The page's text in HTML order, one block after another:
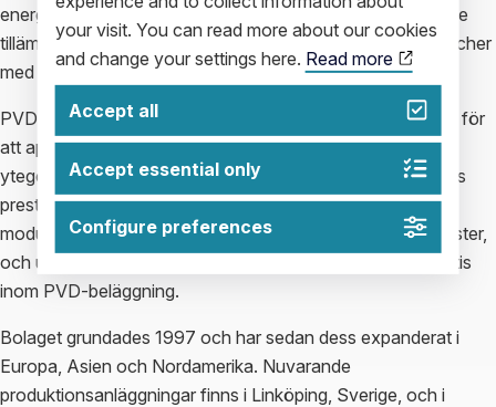
energisektorn, för off-grid-lösningar och vätegasrelaterade
tillämpningar, samt inom fordonsindustrin och andra branscher
med växande PVD-tillämpningar.
PVD står förphysical vapor deposition
– rena processer för
att applicera tunna lager av beläggningar som designar
ytegenskaper, förlänger livslängd och förbättrar produkters
prestanda. Företagets erbjudande består av effektiva,
modulära och flexibla PVD-system, samt beläggningstjänster,
och understöds av flera decenniers erfarenhet och expertis
inom PVD-beläggning.
Bolaget grundades 1997 och har sedan dess expanderat i
Europa, Asien och Nordamerika. Nuvarande
produktionsanläggningar finns i Linköping, Sverige, och i
your visit. You can read more about our cookies
and change your settings here. Read more
Accept all
Accept essential only
Configure preferences